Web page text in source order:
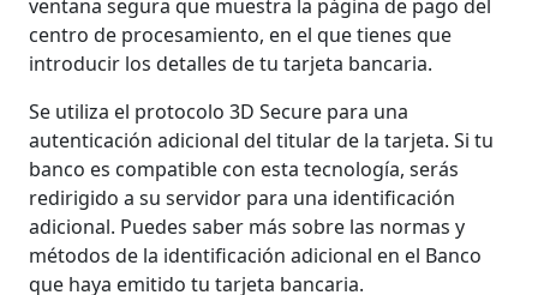
ventana segura que muestra la página de pago del
centro de procesamiento, en el que tienes que
introducir los detalles de tu tarjeta bancaria.
Se utiliza el protocolo 3D Secure para una
autenticación adicional del titular de la tarjeta. Si tu
banco es compatible con esta tecnología, serás
redirigido a su servidor para una identificación
adicional. Puedes saber más sobre las normas y
métodos de la identificación adicional en el Banco
que haya emitido tu tarjeta bancaria.